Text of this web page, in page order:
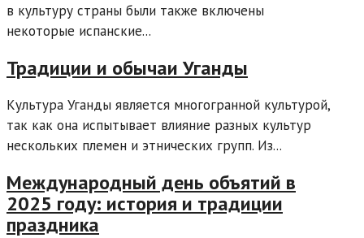
в культуру страны были также включены
некоторые испанские...
Традиции и обычаи Уганды
Культура Уганды является многогранной культурой,
так как она испытывает влияние разных культур
нескольких племен и этнических групп. Из...
Международный день объятий в
2025 году: история и традиции
праздника